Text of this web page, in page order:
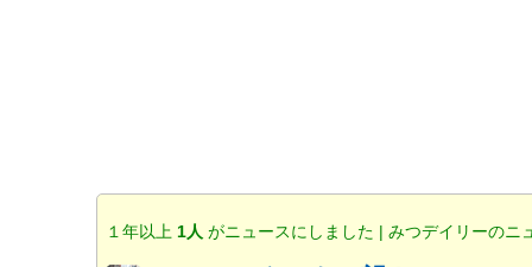
１年以上 1人がニュースにしました | みつデイリーのニ